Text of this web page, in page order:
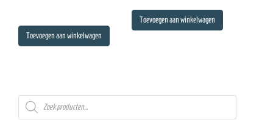
Toevoegen aan winkelwagen
Toevoegen aan winkelwagen
Producten
zoeken